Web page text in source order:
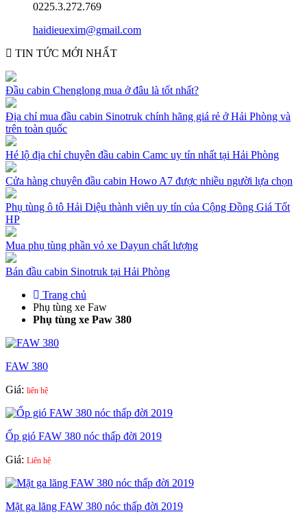
0225.3.272.769
haidieuexim@gmail.com
TIN TỨC MỚI NHẤT
Đầu cabin Chenglong mua ở đâu là tốt nhất?
Địa chỉ mua đầu cabin Sinotruk chính hãng giá rẻ ở Hải Phòng và
trên toàn quốc
Hé lộ địa chỉ chuyên đầu cabin Camc uy tín nhất tại Hải Phòng
Cửa hàng chuyên đầu cabin Howo A7 được nhiều người lựa chọn
Phụ tùng ô tô Hải Diệu thành viên uy tín của Cộng Đồng Giá Tốt
HP
Mua phụ tùng phần vỏ xe Dayun chất lượng
Bán đầu cabin Sinotruk tại Hải Phòng
Trang chủ
Phụ tùng xe Faw
Phụ tùng xe Paw 380
FAW 380
Giá: liên hệ
Ốp gió FAW 380 nóc thấp đời 2019
Giá: Liên hệ
Mặt ga lăng FAW 380 nóc thấp đời 2019